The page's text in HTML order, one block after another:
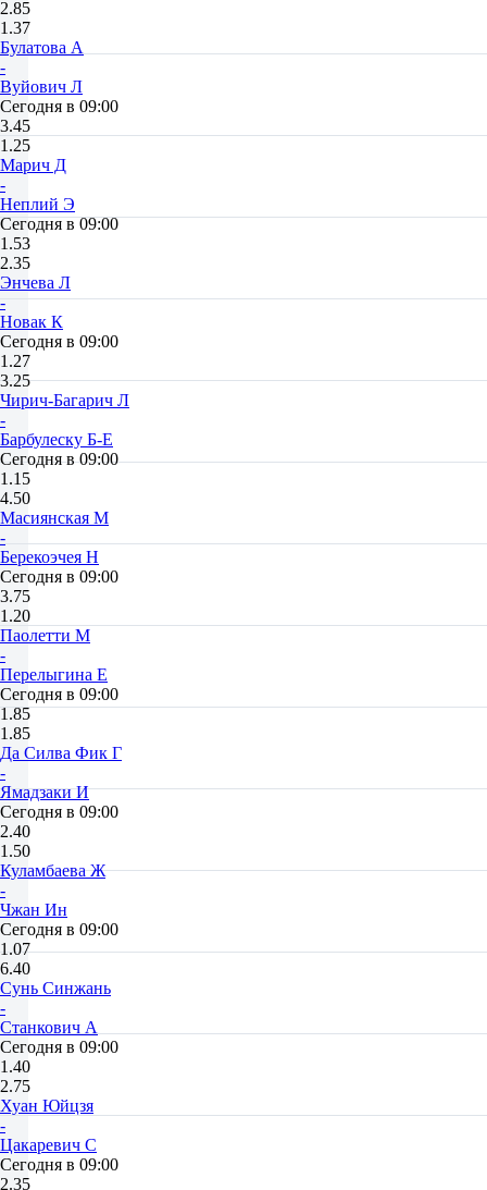
2.85
1.37
Булатова А
-
Вуйович Л
Сегодня в 09:00
3.45
1.25
Марич Д
-
Неплий Э
Сегодня в 09:00
1.53
2.35
Энчева Л
-
Новак К
Сегодня в 09:00
1.27
3.25
Чирич-Багарич Л
-
Барбулеску Б-Е
Сегодня в 09:00
1.15
4.50
Масиянская М
-
Берекоэчея Н
Сегодня в 09:00
3.75
1.20
Паолетти М
-
Перелыгина Е
Сегодня в 09:00
1.85
1.85
Да Силва Фик Г
-
Ямадзаки И
Сегодня в 09:00
2.40
1.50
Куламбаева Ж
-
Чжан Ин
Сегодня в 09:00
1.07
6.40
Сунь Синжань
-
Станкович А
Сегодня в 09:00
1.40
2.75
Хуан Юйцзя
-
Цакаревич С
Сегодня в 09:00
2.35